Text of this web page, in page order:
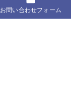
お問い合わせフォーム